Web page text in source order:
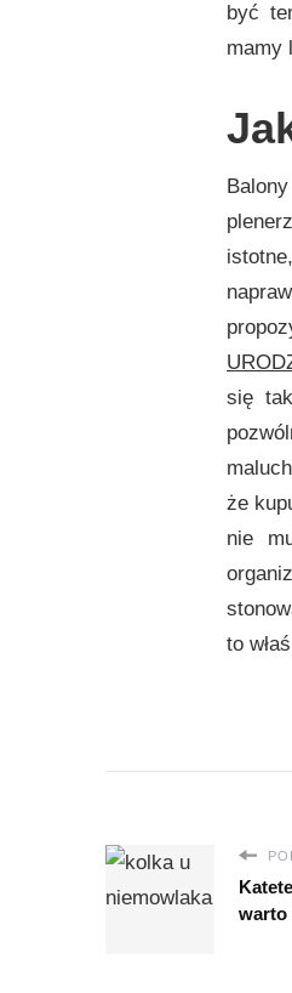
być
mamy
się
że
nie
to
warto